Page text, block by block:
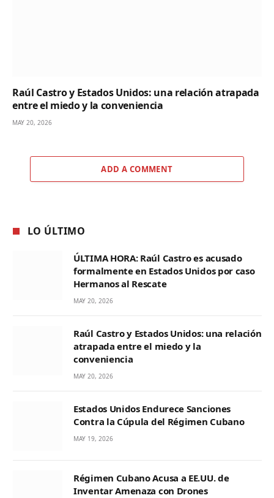
Raúl Castro y Estados Unidos: una relación atrapada
entre el miedo y la conveniencia
MAY 20, 2026
ADD A COMMENT
LO ÚLTIMO
ÚLTIMA HORA: Raúl Castro es acusado
formalmente en Estados Unidos por caso
Hermanos al Rescate
MAY 20, 2026
Raúl Castro y Estados Unidos: una relación
atrapada entre el miedo y la
conveniencia
MAY 20, 2026
Estados Unidos Endurece Sanciones
Contra la Cúpula del Régimen Cubano
MAY 19, 2026
Régimen Cubano Acusa a EE.UU. de
Inventar Amenaza con Drones